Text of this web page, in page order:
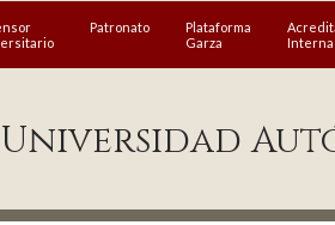
Patronato
Plataforma
Garza
Universidad